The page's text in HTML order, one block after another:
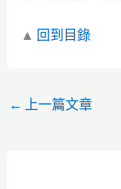
▲ 回到目錄
← 上一篇文章